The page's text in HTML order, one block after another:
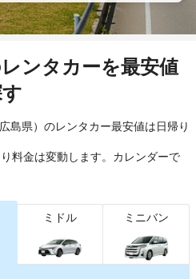
ンタカーを最安値
島県）のレンタカー最安値は日帰り
料金は変動します。カレンダーで
ミドル ミニバン